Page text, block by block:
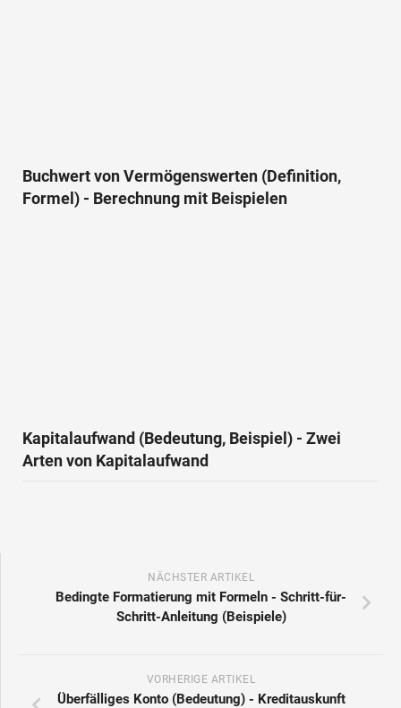
Buchwert von Vermögenswerten (Definition,
Formel) - Berechnung mit Beispielen
Kapitalaufwand (Bedeutung, Beispiel) - Zwei
Arten von Kapitalaufwand
NÄCHSTER ARTIKEL
Bedingte Formatierung mit Formeln - Schritt-für-
Schritt-Anleitung (Beispiele)
VORHERIGE ARTIKEL
Überfälliges Konto (Bedeutung) - Kreditauskunft